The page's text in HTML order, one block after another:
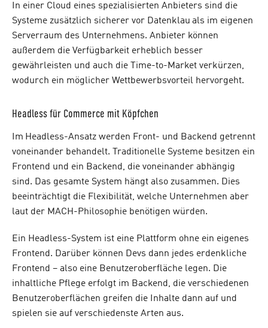
In einer Cloud eines spezialisierten Anbieters sind die
Systeme zusätzlich sicherer vor Datenklau als im eigenen
Serverraum des Unternehmens. Anbieter können
außerdem die Verfügbarkeit erheblich besser
gewährleisten und auch die Time-to-Market verkürzen,
wodurch ein möglicher Wettbewerbsvorteil hervorgeht.
Headless für Commerce mit Köpfchen
Im Headless-Ansatz werden Front- und Backend getrennt
voneinander behandelt. Traditionelle Systeme besitzen ein
Frontend und ein Backend, die voneinander abhängig
sind. Das gesamte System hängt also zusammen. Dies
beeinträchtigt die Flexibilität, welche Unternehmen aber
laut der MACH-Philosophie benötigen würden.
Ein Headless-System ist eine Plattform ohne ein eigenes
Frontend. Darüber können Devs dann jedes erdenkliche
Frontend – also eine Benutzeroberfläche legen. Die
inhaltliche Pflege erfolgt im Backend, die verschiedenen
Benutzeroberflächen greifen die Inhalte dann auf und
spielen sie auf verschiedenste Arten aus.